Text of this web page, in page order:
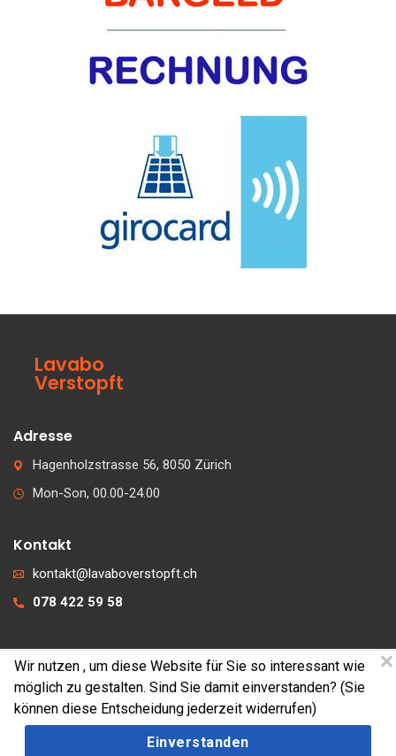
Lavabo
Verstopft
Adresse
Hagenholzstrasse 56, 8050 Zürich
Mon-Son, 00.00-24.00
Kontakt
kontakt@lavaboverstopft.ch
078 422 59 58
© 2026 lavaboverstopft.ch
Kontakt
Impressum
Cookies
Wir nutzen , um diese Website für Sie so interessant wie
möglich zu gestalten. Sind Sie damit einverstanden? (Sie
können diese Entscheidung jederzeit widerrufen)
Einverstanden